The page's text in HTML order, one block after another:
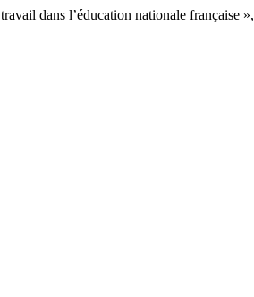
dans l’éducation nationale française »,